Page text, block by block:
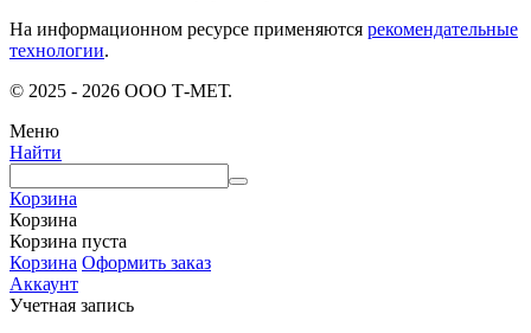
На информационном ресурсе применяются рекомендательные
технологии.
© 2025 - 2026 ООО Т-МЕТ.
Меню
Найти
Корзина
Корзина
Корзина пуста
Корзина Оформить заказ
Аккаунт
Учетная запись